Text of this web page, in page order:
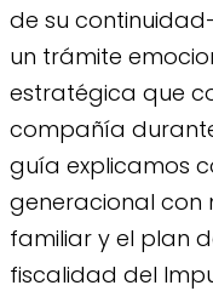
de su
un trámite
estratégica que
compañía
guía explicamos
generacional con
familiar y el plan
fiscalidad del